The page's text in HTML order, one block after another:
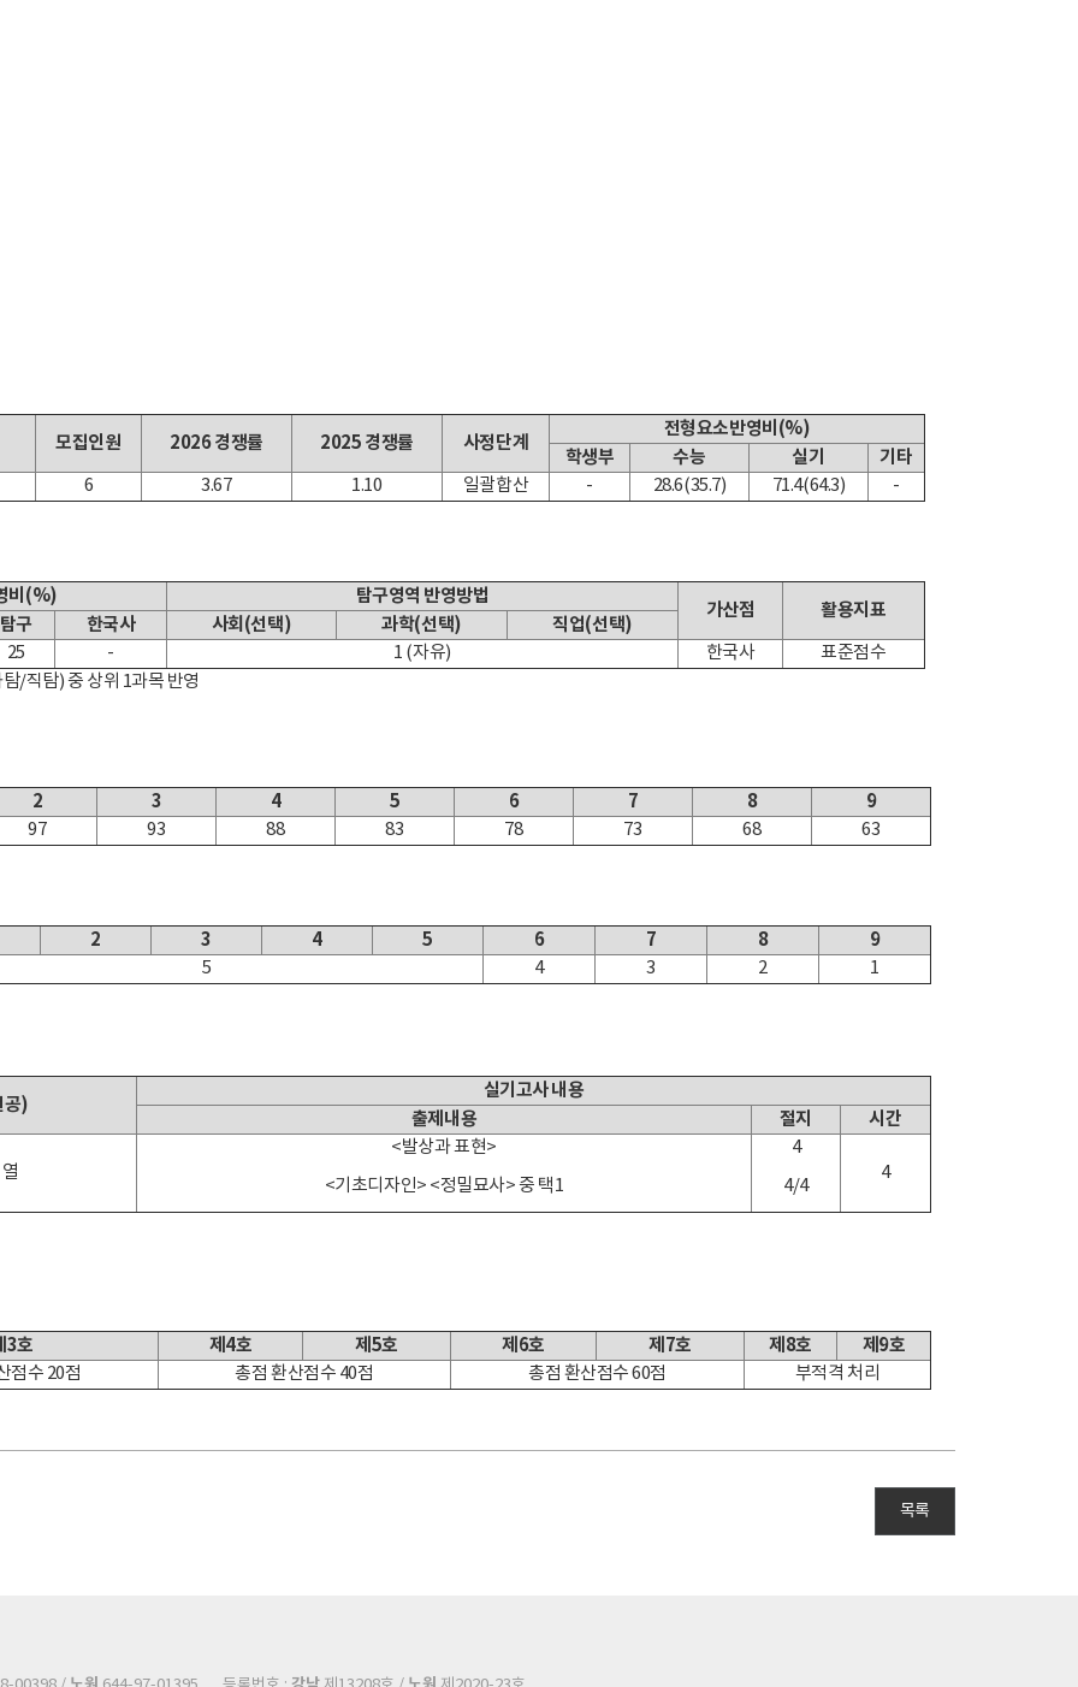
모집인원 2026 경쟁률 2025 경쟁률 사정단계
전형요소반영비(%)
학생부
수능 실기 기타
6 3.67 1.10 일괄합산 - 28.6(35.7) 71.4(64.3) -
비(%) 탐구영역 반영방법
가산점 활용지표
탐구 한국사 사회(선택) 과학(선택) 직업(선택)
25 - 1 (자유) 한국사
표준점수
/직탐) 중 상위 1과목 반영
2 3 4 5 6 7 8 9
97 93 88 83 78 73 68 63
2 3 4 5 6 7 8 9
5 4 3 2 1
공)
실기고사 내용
출제내용
절지 시간
<발상과 표현>
<기초디자인> <정밀묘사> 중 택1
4
4/4
4
3호 제4호 제5호 제6호 제7호 제8호 제9호
점수 20점 총점 환산점수 40점 총점 환산점수 60점 부적격 처리
목록